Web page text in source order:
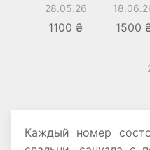
28.05.26
1100 ₴ 1500
Каждый номер